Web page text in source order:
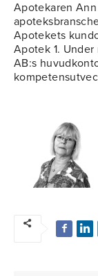
Apotekaren
Apotekets
Apotek 1.
AB:s